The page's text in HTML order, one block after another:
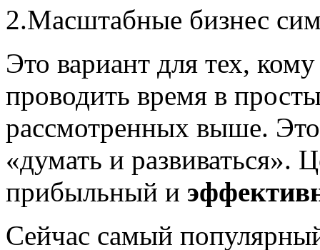
2.Масштабные бизнес
Это вариант для тех,
проводить время в
рассмотренных выше. Это
«думать и развиваться».
прибыльный и
Сейчас самый